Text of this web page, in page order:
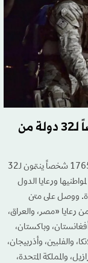
«أمانة» السعودية تجلي 1765 شخصاً لـ32 دولة من
نقلت سفينة «أمانة» السعودية، اليوم (الخميس)، نحو 1765 شخصاً ينتمون لـ32
ورعايا الدول
ووصل على متن
مواطن سعودي و1765 شخصاً من رعايا «مصر، والعراق،
وباكستان،
والفلبين، وأذربيجان،
والمملكة المتحدة،